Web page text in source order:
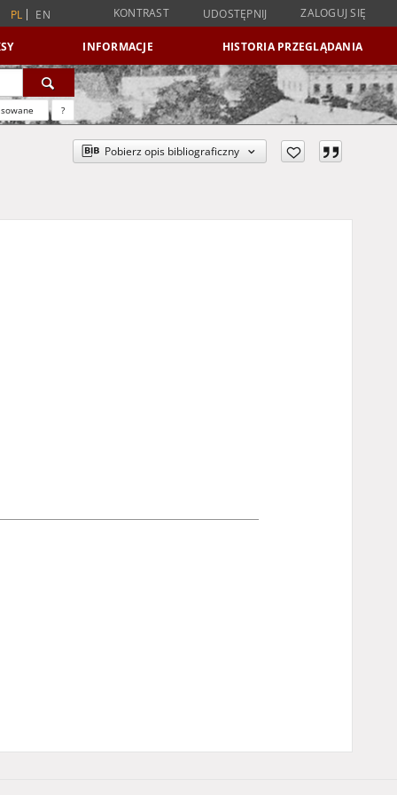
PL EN KONTRAST UDOSTĘPNIJ ZALOGUJ SIĘ
INFORMACJE HISTORIA PRZEGLĄDANIA
?
Pobierz opis bibliograficzny